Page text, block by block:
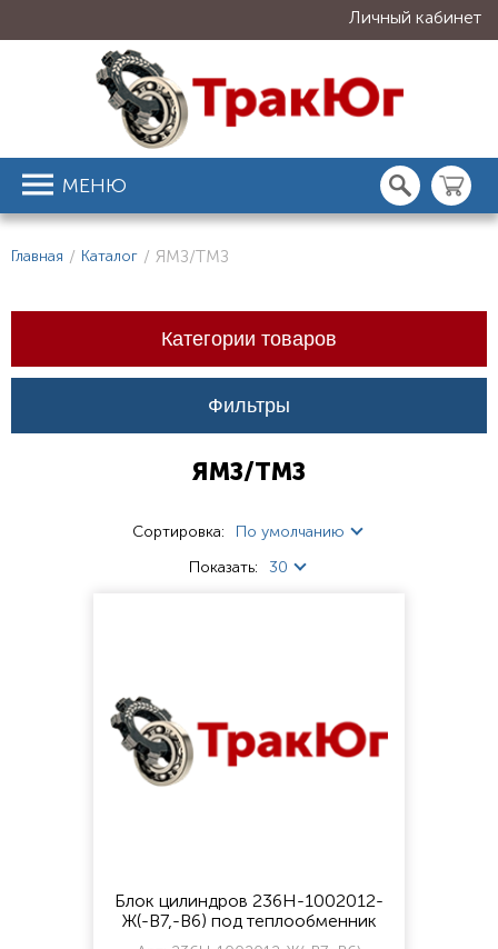
Личный кабинет
МЕНЮ
Главная / Каталог / ЯМЗ/ТМЗ
Категории товаров
Фильтры
ЯМЗ/ТМЗ
Сортировка:
По умолчанию
Показать:
30
Блок цилиндров 236Н-1002012-
Ж(-В7,-В6) под теплообменник